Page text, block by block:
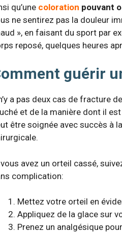
qu’une coloration pouvant
ne sentirez pas la douleur
», en faisant du sport par
reposé, quelques heures
guérir
a pas deux cas de fracture
et de la manière dont il
être soignée avec succès à
vous avez un orteil cassé,
complication:
Mettez votre orteil en
Appliquez de la glace sur
Prenez un analgésique